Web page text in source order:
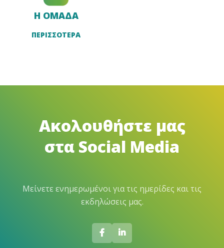
Η ΟΜΑΔΑ
ΠΕΡΙΣΣΟΤΕΡΑ
Ακολουθήστε μας
στα Social Media
Μείνετε ενημερωμένοι για τις ημερίδες και τις
εκδηλώσεις μας.